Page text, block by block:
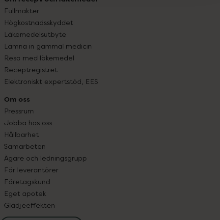
Fullmakter
Högkostnadsskyddet
Läkemedelsutbyte
Lämna in gammal medicin
Resa med läkemedel
Receptregistret
Elektroniskt expertstöd, EES
Om oss
Pressrum
Jobba hos oss
Hållbarhet
Samarbeten
Ägare och ledningsgrupp
För leverantörer
Företagskund
Eget apotek
Glädjeeffekten